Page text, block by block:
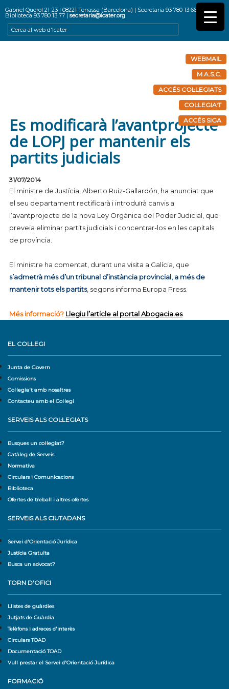
Gabriel Querol 21-23 | 08221 Terrassa (Barcelona) | Secretaria 93 780 13 66 |
Biblioteca 93 780 13 77 |secretaria@icater.org
WEBMAIL
M.A.S.C.
ACCÉS COL·LEGIATS
COL·LEGIA'T
ACCÉS SIGA
Es modificarà l’avantprojecte
de LOPJ per mantenir els
partits judicials
31/07/2014
El ministre de Justícia, Alberto Ruiz-Gallardón, ha anunciat que
el seu departament rectificarà i introduïrà canvis a
l’avantprojecte de la nova Ley Orgánica del Poder Judicial, que
preveia eliminar partits judicials i concentrar-los en les capitals
de província.
El ministre ha comentat, durant una visita a Galícia, que
s’admetrà més d’un tribunal d’instància provincial, a més de
mantenir tots els partits, segons informa Europa Press.
Més informació? Llegiu l’article al portal Abogacia.es
EL COL·LEGI
Junta de Govern
Comissions
Col·legia't amb nosaltres
Contacteu amb el Col·legi
SERVEIS ALS COL·LEGIATS
Busques un col·legiat?
Catàleg de Serveis
Normativa
Circulars i Comunicacions
Biblioteca
Ofertes de treball i altres ofertes
SERVEIS ALS CIUTADANS
Servei d'Orientació Jurídica
Justícia Gratuïta
Busca un advocat?
TORN D'OFICI
Llistes de guàrdies
Jutjats de Guàrdia
Telèfons i adreces d'interès
Circulars TOAD
Documentació TOAD
Vull prestar el Servei d'Orientació Jurídica
FORMACIÓ